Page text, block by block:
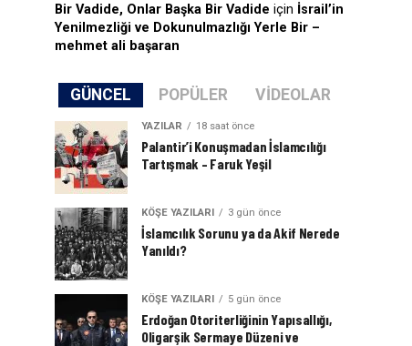
Bir Vadide, Onlar Başka Bir Vadide için İsrail’in
Yenilmezliği ve Dokunulmazlığı Yerle Bir –
mehmet ali başaran
GÜNCEL POPÜLER VIDEOLAR
YAZILAR 18 saat önce
Palantir’i Konuşmadan İslamcılığı
Tartışmak – Faruk Yeşil
KÖŞE YAZILARI 3 gün önce
İslamcılık Sorunu ya da Akif Nerede
Yanıldı?
KÖŞE YAZILARI 5 gün önce
Erdoğan Otoriterliğinin Yapısallığı,
Oligarşik Sermaye Düzeni ve